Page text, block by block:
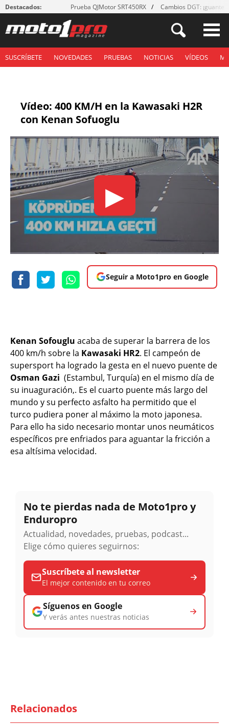
Destacados: Prueba QJMotor SRT450RX Cambios DGT: ¡guantes!
SUSCRÍBETE NOVEDADES PRUEBAS NOTICIAS VÍDEOS
Vídeo: 400 KM/H en la Kawasaki H2R
con Kenan Sofuoglu
▶
Seguir a Moto1pro en Google
Kenan Sofouglu acaba de superar la barrera de los
400 km/h sobre la Kawasaki HR2. El campeón de
supersport ha logrado la gesta en el nuevo puente de
Osman Gazi (Estambul, Turquía) en el mismo día de
su inuaguración,. Es el cuarto puente más largo del
mundo y su perfecto asfalto ha permitido que el
turco pudiera poner al máximo la moto japonesa.
Para ello ha sido necesario montar unos neumáticos
específicos pre enfriados para aguantar la fricción a
esa altísima velocidad.
No te pierdas nada de Moto1pro y
Enduropro
Actualidad, novedades, pruebas, podcast...
Elige cómo quieres seguirnos:
Suscríbete al newsletter
El mejor contenido en tu correo
Síguenos en Google
Y verás antes nuestras noticias
Relacionados